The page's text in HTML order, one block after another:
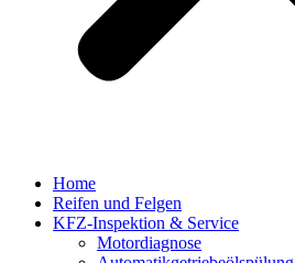
Home
Reifen und Felgen
KFZ-Inspektion & Service
Motordiagnose